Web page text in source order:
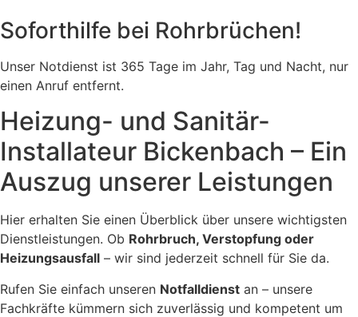
Soforthilfe bei Rohrbrüchen!
Unser Notdienst ist 365 Tage im Jahr, Tag und Nacht, nur
einen Anruf entfernt.
Heizung- und Sanitär-
Installateur Bickenbach – Ein
Auszug unserer Leistungen
Hier erhalten Sie einen Überblick über unsere wichtigsten
Dienstleistungen. Ob Rohrbruch, Verstopfung oder
Heizungsausfall – wir sind jederzeit schnell für Sie da.
Rufen Sie einfach unseren Notfalldienst an – unsere
Fachkräfte kümmern sich zuverlässig und kompetent um